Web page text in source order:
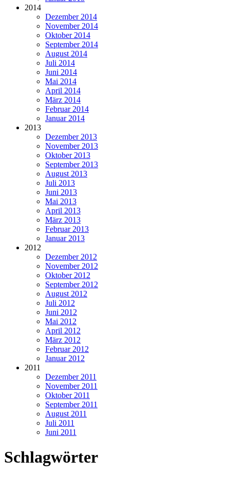
2014
Dezember 2014
November 2014
Oktober 2014
September 2014
August 2014
Juli 2014
Juni 2014
Mai 2014
April 2014
März 2014
Februar 2014
Januar 2014
2013
Dezember 2013
November 2013
Oktober 2013
September 2013
August 2013
Juli 2013
Juni 2013
Mai 2013
April 2013
März 2013
Februar 2013
Januar 2013
2012
Dezember 2012
November 2012
Oktober 2012
September 2012
August 2012
Juli 2012
Juni 2012
Mai 2012
April 2012
März 2012
Februar 2012
Januar 2012
2011
Dezember 2011
November 2011
Oktober 2011
September 2011
August 2011
Juli 2011
Juni 2011
Schlagwörter